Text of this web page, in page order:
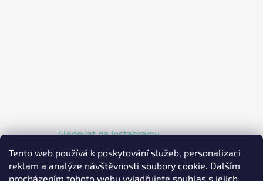
Tento web používá k poskytování služeb, personalizaci
reklam a analýze návštěvnosti soubory cookie. Dalším
procházením tohoto webu vyjadřujete souhlas s jejich
Sledovat na Instagramu